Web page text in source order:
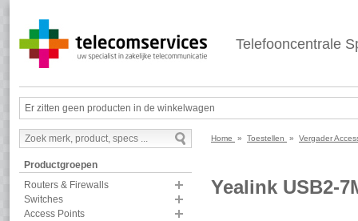
Telefooncentrale
Er zitten geen producten in de winkelwagen
Productgroepen
Routers & Firewalls
Switches
Access Points
Home » Toestellen » Vergader
Yealink USB2-